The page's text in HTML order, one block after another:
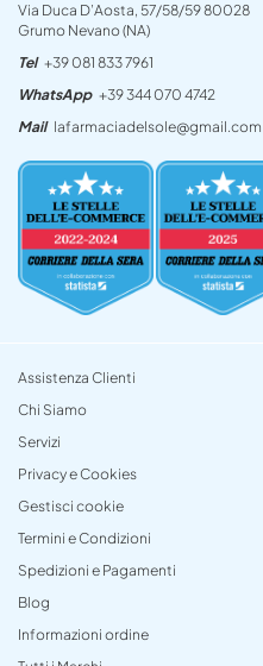
Via Duca D’Aosta, 57/58/59 80028
Grumo Nevano (NA)
Tel +39 081 833 7961
WhatsApp +39 344 070 4742
Mail lafarmaciadelsole@gmail.com
Assistenza Clienti
Chi Siamo
Servizi
Privacy e Cookies
Gestisci cookie
Termini e Condizioni
Spedizioni e Pagamenti
Blog
Informazioni ordine